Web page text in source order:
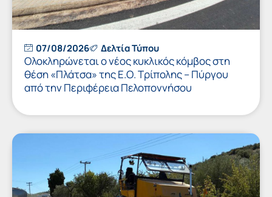
07/08/2026 Δελτία Τύπου
Ολοκληρώνεται ο νέος κυκλικός κόμβος στη
θέση «Πλάτσα» της Ε.Ο. Τρίπολης – Πύργου
από την Περιφέρεια Πελοποννήσου